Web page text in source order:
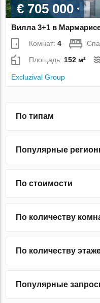
€ 705 000
Вилла 3+1 в
Комнат:4
Площадь: 152 м²
Excluzival Group
По типам
Популярные
По стоимости
По количеству
По количеству
Популярные